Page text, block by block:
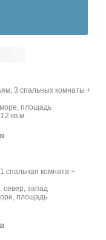
3 спальных комнаты +
площадь
кв.м
спальная комната +
север, запад
площадь